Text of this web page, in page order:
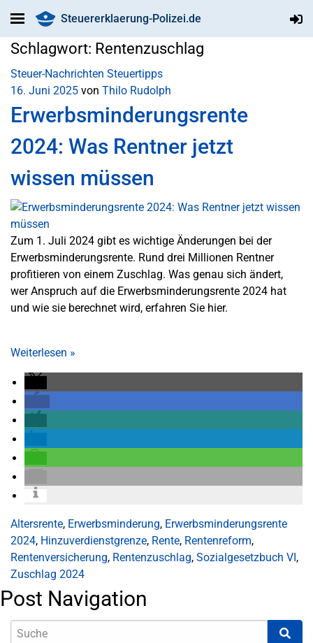
Steuererklaerung-Polizei.de
Schlagwort: Rentenzuschlag
Steuer-Nachrichten Steuertipps
16. Juni 2025 von Thilo Rudolph
Erwerbsminderungsrente
2024: Was Rentner jetzt
wissen müssen
Zum 1. Juli 2024 gibt es wichtige Änderungen bei der
Erwerbsminderungsrente. Rund drei Millionen Rentner
profitieren von einem Zuschlag. Was genau sich ändert,
wer Anspruch auf die Erwerbsminderungsrente 2024 hat
und wie sie berechnet wird, erfahren Sie hier.
Weiterlesen »
Altersrente, Erwerbsminderung, Erwerbsminderungsrente
2024, Hinzuverdienstgrenze, Rente, Rentenreform,
Rentenversicherung, Rentenzuschlag, Sozialgesetzbuch VI,
Zuschlag 2024
Post Navigation